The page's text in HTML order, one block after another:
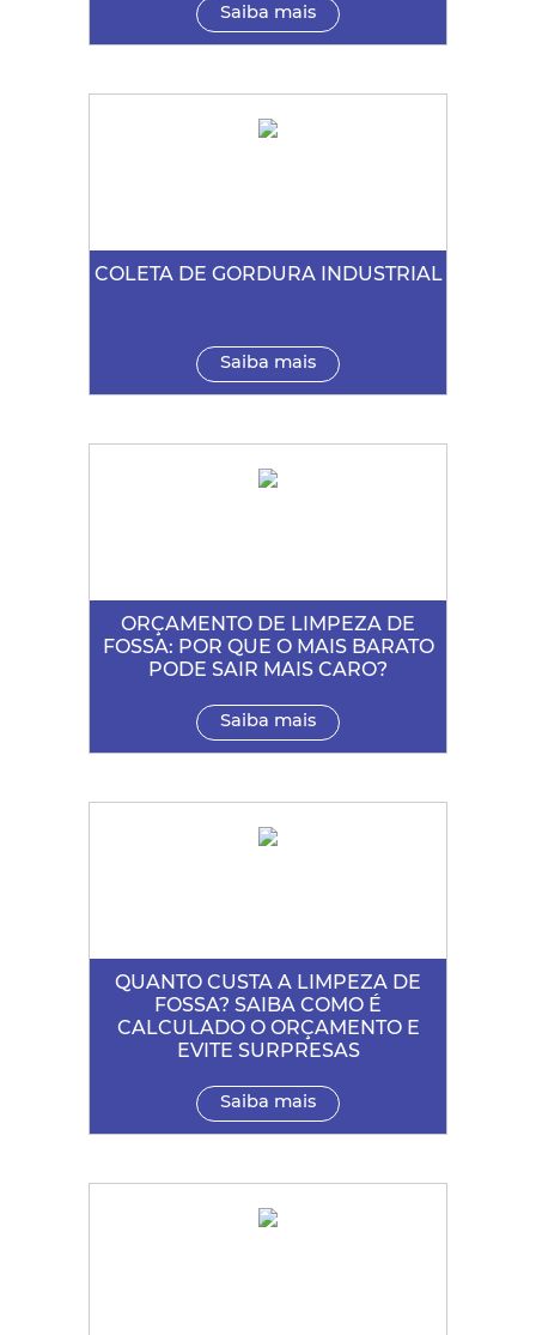
Saiba mais
COLETA DE GORDURA INDUSTRIAL
Saiba mais
ORÇAMENTO DE LIMPEZA DE
FOSSA: POR QUE O MAIS BARATO
PODE SAIR MAIS CARO?
Saiba mais
QUANTO CUSTA A LIMPEZA DE
FOSSA? SAIBA COMO É
CALCULADO O ORÇAMENTO E
EVITE SURPRESAS
Saiba mais